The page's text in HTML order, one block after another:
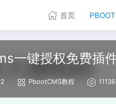
首页
一键授权免费插
PbootCMS教程 11136